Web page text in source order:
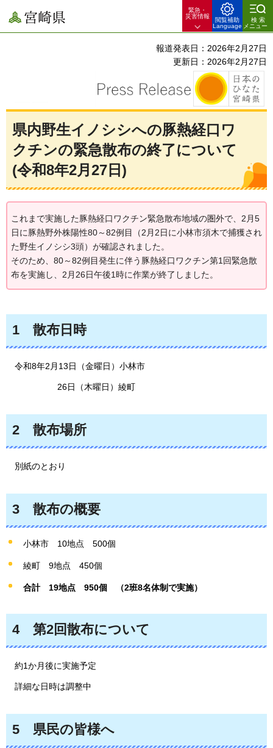
宮崎県
緊急・
災害情報
閲覧補助
Language
検索
メニュー
報道発表日：2026年2月27日
更新日：2026年2月27日
県内野生イノシシへの豚熱経口ワ
クチンの緊急散布の終了について
(令和8年2月27日)
これまで実施した豚熱経口ワクチン緊急散布地域の圏外で、2月5
日に豚熱野外株陽性80～82例目（2月2日に小林市須木で捕獲され
た野生イノシシ3頭）が確認されました。
そのため、80～82例目発生に伴う豚熱経口ワクチン第1回緊急散
布を実施し、2月26日午後1時に作業が終了しました。
1 散布日時
令和8年2月13日（金曜日）小林市
26日（木曜日）綾町
2 散布場所
別紙のとおり
3 散布の概要
小林市 10地点 500個
綾町 9地点 450個
合計 19地点 950個 （2班8名体制で実施）
4 第2回散布について
約1か月後に実施予定
詳細な日時は調整中
5 県民の皆様へ